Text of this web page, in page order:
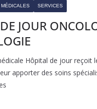
SERVICES
JOUR
Hôpital de jour reçoit
apporter des soins